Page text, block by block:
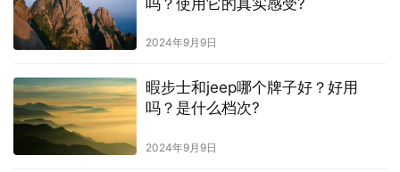
吗？使用它的真实感受?
2024年9月9日
暇步士和jeep哪个牌子好？好用
吗？是什么档次?
2024年9月9日